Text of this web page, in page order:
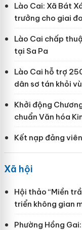
Lào Cai: Xã Bát
trưởng cho giai
Lào Cai chấp
tại Sa Pa
Lào Cai hỗ trợ
dân sơ tán khỏi
Khởi động
chuẩn Văn hóa
Kết nạp đảng
Xã hội
Hội thảo “Miền
triển không gian
Phường Hồng